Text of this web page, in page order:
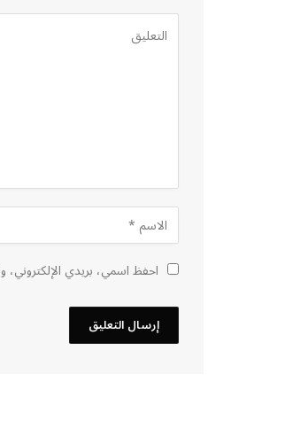
احفظ اسمي، بريدي الإلكتروني،